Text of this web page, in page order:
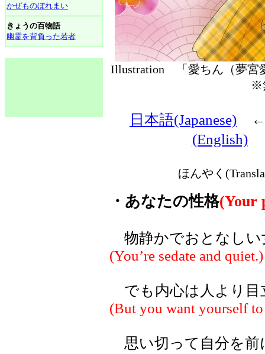
かぜものぼれまい
きょうの百物語
幽霊を背負った若者
Illustration 「愛ちん（夢
※
日本語(Japanese)
(English)
ほんやく
・あなたの性格(Your
物静かでおとなしい
(You’re sedate and quiet.)
でも内心は人より目
(But you want yourself
思い切って自分を前